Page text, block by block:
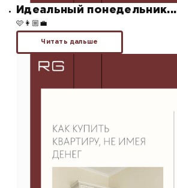
Идеальный понедельник...
🩷👩🏼‍💼
Читать дальше